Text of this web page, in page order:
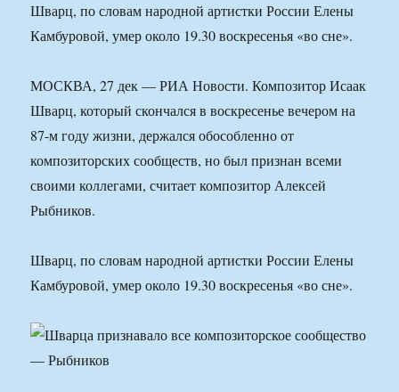
Шварц, по словам народной артистки России Елены
Камбуровой, умер около 19.30 воскресенья «во сне».
МОСКВА, 27 дек — РИА Новости. Композитор Исаак
Шварц, который скончался в воскресенье вечером на
87-м году жизни, держался обособленно от
композиторских сообществ, но был признан всеми
своими коллегами, считает композитор Алексей
Рыбников.
Шварц, по словам народной артистки России Елены
Камбуровой, умер около 19.30 воскресенья «во сне».